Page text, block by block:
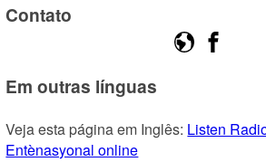
Contato
Em outras línguas
Veja esta página em Inglês: Listen
Entènasyonal online